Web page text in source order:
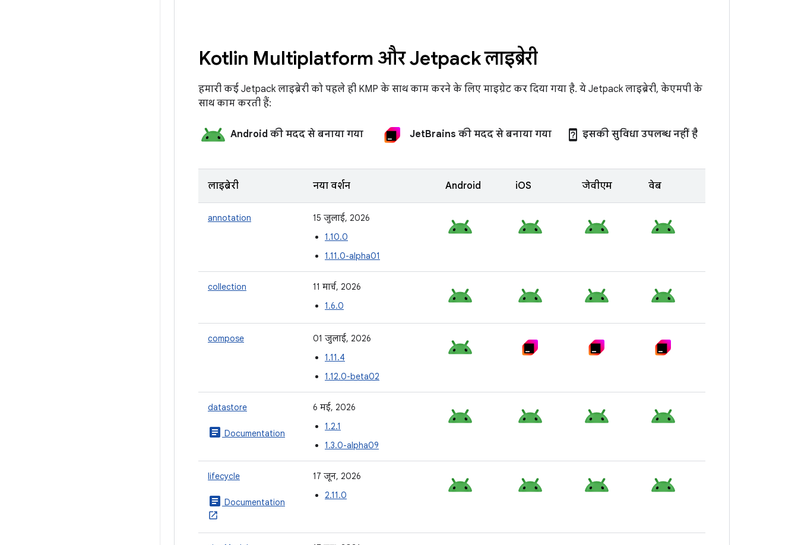
Kotlin Multiplatform और Jetpack लाइब्रेरी
हमारी कई Jetpack लाइब्रेरी को पहले ही KMP के साथ काम करने के लिए माइग्रेट कर दिया गया है. ये Jetpack लाइब्रेरी, केएमपी के
साथ काम करती हैं:
Android की मदद से बनाया गया JetBrains की मदद से बनाया गया device_unknown इसकी सुविधा उपलब्ध नहीं है
लाइब्रेरी नया वर्शन Android iOS जेवीएम वेब
annotation
15 जुलाई, 2026
1.10.0
1.11.0-alpha01
collection
11 मार्च, 2026
1.6.0
compose
01 जुलाई, 2026
1.11.4
1.12.0-beta02
datastore
article Documentation
6 मई, 2026
1.2.1
1.3.0-alpha09
lifecycle
article Documentation
17 जून, 2026
2.11.0